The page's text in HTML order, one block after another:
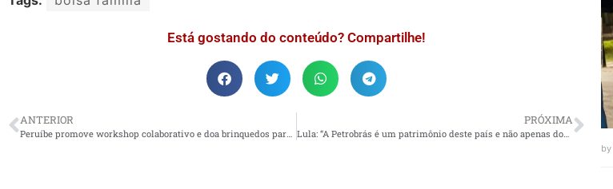
Está gostando do conteúdo? Compartilhe!
ANTERIOR PRÓXIMA
by